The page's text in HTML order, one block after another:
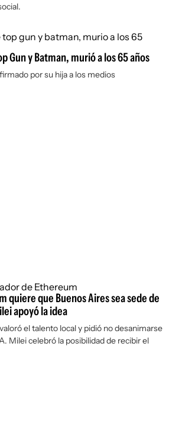
Gun y Batman, murió a los 65 años
por su hija a los medios
quiere que Buenos Aires sea sede de
apoyó la idea
el talento local y pidió no desanimarse
Milei celebró la posibilidad de recibir el